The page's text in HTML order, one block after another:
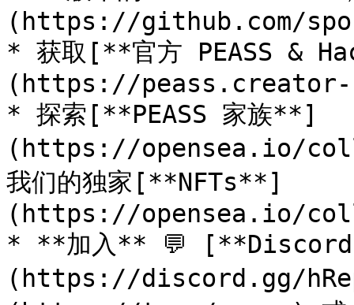
(https://github.com/
* 获取[**官方 PEASS &
(https://peass.creator-
* 探索[**PEASS 家族**]
(https://opensea.io/
我们的独家[**NFTs**]
(https://opensea.io/
* **加入** 💬
(https://discord.gg/